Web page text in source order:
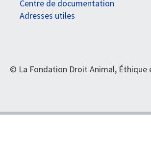
Centre de documentation
Adresses utiles
© La Fondation Droit Animal, Éthique